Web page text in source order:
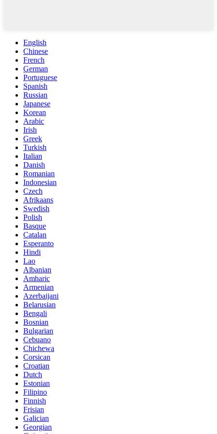
English
Chinese
French
German
Portuguese
Spanish
Russian
Japanese
Korean
Arabic
Irish
Greek
Turkish
Italian
Danish
Romanian
Indonesian
Czech
Afrikaans
Swedish
Polish
Basque
Catalan
Esperanto
Hindi
Lao
Albanian
Amharic
Armenian
Azerbaijani
Belarusian
Bengali
Bosnian
Bulgarian
Cebuano
Chichewa
Corsican
Croatian
Dutch
Estonian
Filipino
Finnish
Frisian
Galician
Georgian